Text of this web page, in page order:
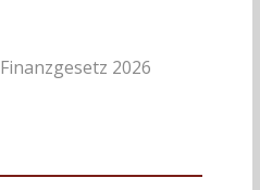
Finanzgesetz 2026